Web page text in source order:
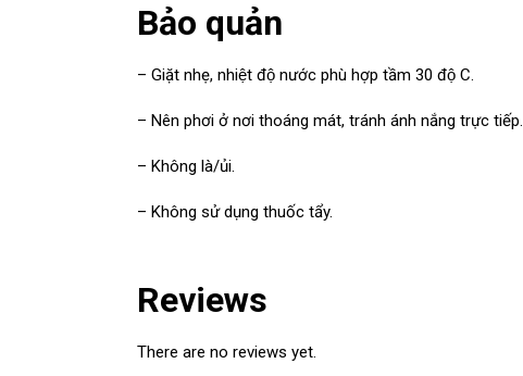
Bảo quản
– Giặt nhẹ, nhiệt độ nước phù hợp tầm 30 độ C.
– Nên phơi ở nơi thoáng mát, tránh ánh nắng trực tiếp.
– Không là/ủi.
– Không sử dụng thuốc tẩy.
Reviews
There are no reviews yet.